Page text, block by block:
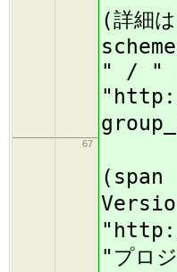
(詳細
" / "
67
"プロ